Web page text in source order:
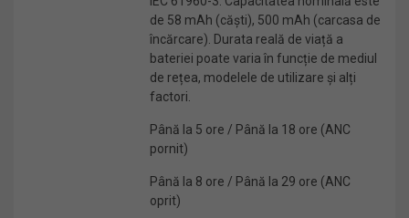
de 58 mAh (căști), 500 mAh (carcasa de
încărcare). Durata reală de viață a
bateriei poate varia în funcție de mediul
de rețea, modelele de utilizare și alți
factori.
Până la 5 ore / Până la 18 ore (ANC
pornit)
Până la 8 ore / Până la 29 ore (ANC
oprit)